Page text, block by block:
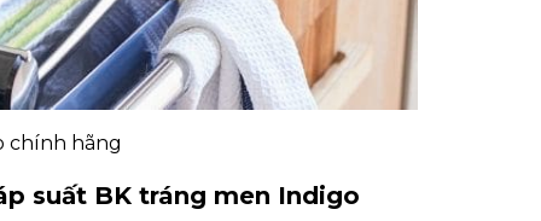
chính hãng
suất BK tráng men Indigo